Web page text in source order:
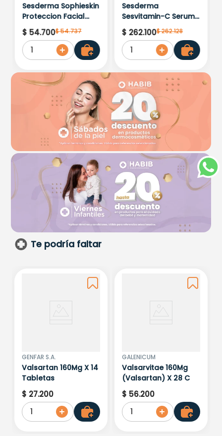
Sesderma Sophieskin
Proteccion Facial
Kids Hypoallergenic
Spf 500 Moisturising
$ 54.700$54.737
1
Sesderma
Sesvitamin-C Serum
Liposomado x 30ml
$ 262.100$262.128
1
Te podría faltar
GENFAR S.A.
Valsartan 160Mg X 14
Tabletas
$ 27.200
1
GALENICUM
Valsarvitae 160Mg
(Valsartan) X 28 C
$ 56.200
1